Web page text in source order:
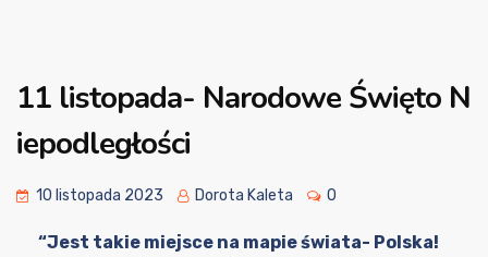
11 listopada- Narodowe Święto N
iepodległości
10 listopada 2023 Dorota Kaleta 0
“Jest takie miejsce na mapie świata- Polska!